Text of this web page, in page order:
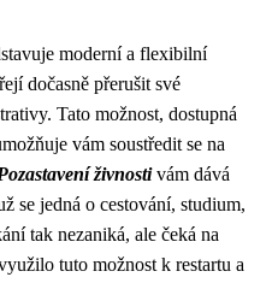
moderní a flexibilní
dočasně přerušit své
Tato možnost, dostupná
vám soustředit se na
živnostivám dává
se jedná o cestování, studium,
tak nezaniká, ale čeká na
tuto možnost k restartu a